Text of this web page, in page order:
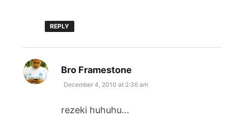
REPLY
Bro Framestone
December 4, 2010 at 2:36 am
rezeki huhuhu…